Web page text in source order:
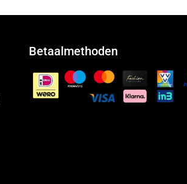
Betaalmethoden